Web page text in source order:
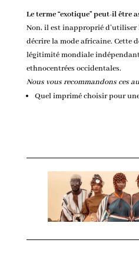
Le terme “exotique” peut-il être
Non, il est inapproprié d’utiliser
décrire la mode africaine. Cette
légitimité mondiale
ethnocentrées occidentales.
Nous vous recommandons ces
Quel imprimé choisir pour